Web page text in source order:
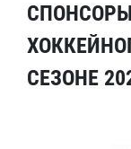
СЕЗОНЕ